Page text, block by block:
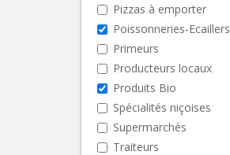
Pizzas à emporter
Poissonneries-Ecaillers
Primeurs
Producteurs locaux
Produits Bio
Spécialités niçoises
Supermarchés
Traiteurs